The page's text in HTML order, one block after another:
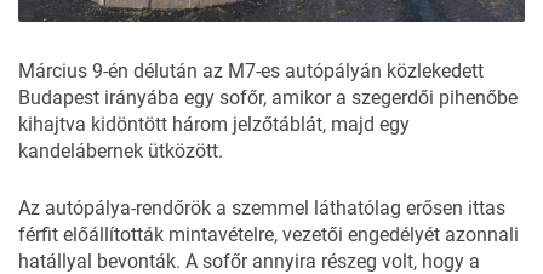
Március 9-én délután az M7-es autópályán közlekedett
Budapest irányába egy sofőr, amikor a szegerdői pihenőbe
kihajtva kidöntött három jelzőtáblát, majd egy
kandelábernek ütközött.
Az autópálya-rendőrök a szemmel láthatólag erősen ittas
férfit előállították mintavételre, vezetői engedélyét azonnali
hatállyal bevonták. A sofőr annyira részeg volt, hogy a